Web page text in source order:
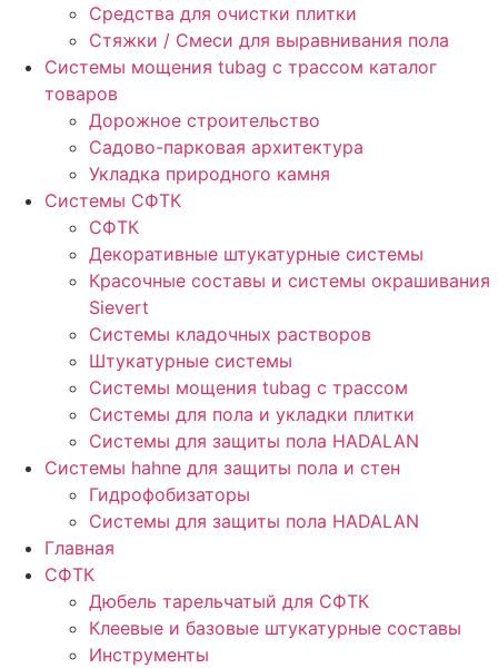
Средства для очистки плитки
Стяжки / Смеси для выравнивания пола
Системы мощения tubag с трассом каталог
товаров
Дорожное строительство
Садово-парковая архитектура
Укладка природного камня
Системы СФТК
СФТК
Декоративные штукатурные системы
Красочные составы и системы окрашивания
Sievert
Cистемы кладочных растворов
Штукатурные системы
Системы мощения tubag с трассом
Cистемы для пола и укладки плитки
Системы для защиты пола HADALAN
Системы hahne для защиты пола и стен
Гидрофобизаторы
Системы для защиты пола HADALAN
Главная
СФТК
Дюбель тарельчатый для СФТК
Клеевые и базовые штукатурные составы
Инструменты